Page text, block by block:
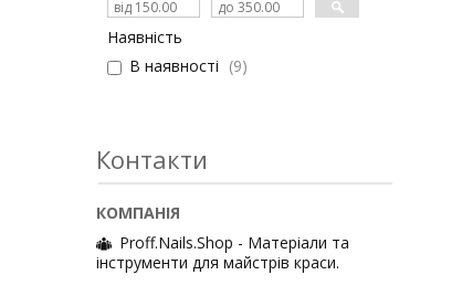
Наявність
В наявності
9
Контакти
Proff.Nails.Shop - Матеріали та
інструменти для майстрів краси.